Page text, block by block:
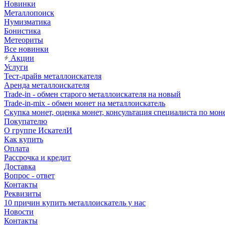
Новинки
Металлопоиск
Нумизматика
Бонистика
Метеориты
Все новинки
Акции
Услуги
Тест-драйв металлоискателя
Аренда металлоискателя
Trade-in - обмен старого металлоискателя на новый
Trade-in-mix - обмен монет на металлоискатель
Скупка монет, оценка монет, консультация специалиста по
Покупателю
О группе ИскателИ
Как купить
Оплата
Рассрочка и кредит
Доставка
Вопрос - ответ
Контакты
Реквизиты
10 причин купить металлоискатель у нас
Новости
Контакты